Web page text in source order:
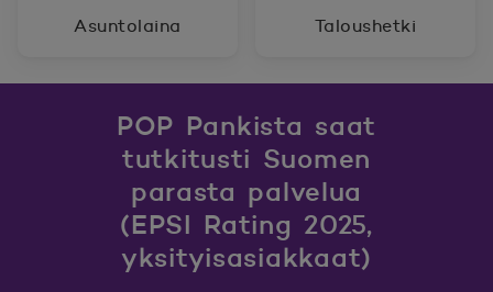
Asuntolaina Taloushetki
POP Pankista saat
tutkitusti Suomen
parasta palvelua
(EPSI Rating 2025,
yksityisasiakkaat)